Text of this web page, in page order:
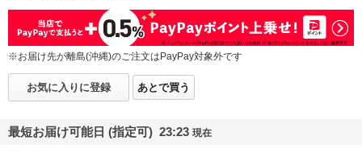
※お届け先が離島(沖縄)のご注文はPayPay対象外です
お気に入りに登録 あとで買う
最短お届け可能日 (指定可) 23:23 現在